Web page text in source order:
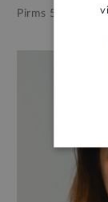
Pirms 5